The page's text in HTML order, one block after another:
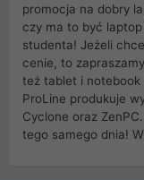
promocja na dobry
czy ma to być
studenta! Jeżeli
cenie, to
też tablet i notebook
ProLine produkuje
Cyclone oraz
tego samego dnia!